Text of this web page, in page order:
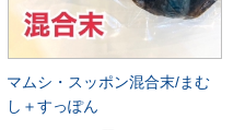
マムシ・スッポン混合末/まむ
し＋すっぽん